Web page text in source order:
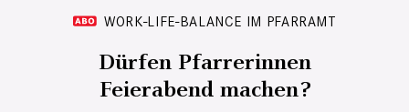
WORK-LIFE-BALANCE IM PFARRAMT
Dürfen Pfarrerinnen
Feierabend machen?